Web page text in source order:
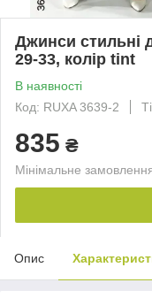
Джинси стильні
29-33, колір tint
В наявності
Код: RUXA 3639-2
835 ₴
Мінімальне
Опис